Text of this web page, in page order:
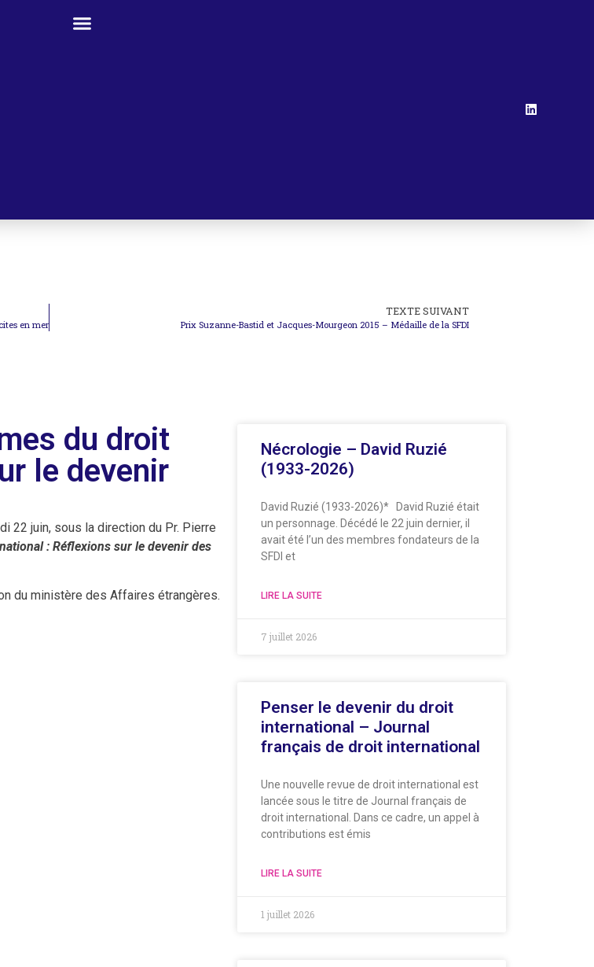
en mer
TEXTE SUIVANT
Prix Suzanne-Bastid et Jacques-Mourgeon 2015 – Médaille de la SFDI
du droit
le devenir
22 juin, sous la direction du Pr. Pierre
: Réflexions sur le devenir des
du ministère des Affaires étrangères.
Nécrologie – David Ruzié
(1933-2026)
David Ruzié (1933-2026)* David Ruzié était
un personnage. Décédé le 22 juin dernier, il
avait été l’un des membres fondateurs de la
SFDI et
LIRE LA SUITE
7 juillet 2026
Penser le devenir du droit
international – Journal
français de droit international
Une nouvelle revue de droit international est
lancée sous le titre de Journal français de
droit international. Dans ce cadre, un appel à
contributions est émis
LIRE LA SUITE
1 juillet 2026